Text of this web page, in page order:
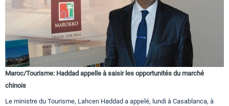
Maroc/Tourisme: Haddad appelle à saisir les opportunités du marché
chinois
Le ministre du Tourisme, Lahcen Haddad a appelé, lundi à Casablanca, à